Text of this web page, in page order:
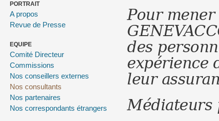
PORTRAIT
A propos
Revue de Presse
EQUIPE
Comité Directeur
Commissions
Nos conseillers externes
Nos consultants
Nos partenaires
Nos correspondants étrangers
Pour
des
expérience
leur
Médiateurs